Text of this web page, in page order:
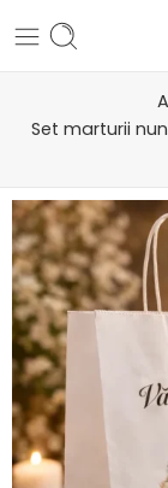
Set marturii